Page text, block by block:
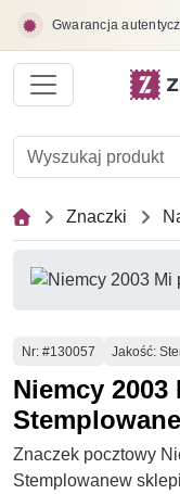
Gwarancja
Znaczki
Numer
Nr: #130057 Jakość:
Niemcy 2003
Stemplowane
Znaczek pocztowy
Stemplowanew